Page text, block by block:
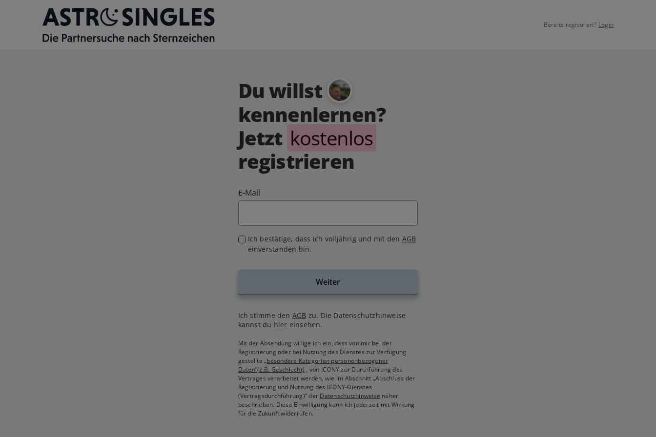
Bereits registriert? Login
Du willst
kennenlernen?
Jetzt kostenlos
registrieren
E-Mail
Ich bestätige, dass ich volljährig und mit den AGB
einverstanden bin.
Weiter
Ich stimme den AGB zu. Die Datenschutzhinweise
kannst du hier einsehen.
Mit der Absendung willige ich ein, dass von mir bei der
Registrierung oder bei Nutzung des Dienstes zur Verfügung
gestellte„besondere Kategorien personenbezogener
Daten“(z.B. Geschlecht) , von ICONY zur Durchführung des
Vertrages verarbeitet werden, wie im Abschnitt „Abschluss der
Registrierung und Nutzung des ICONY-Dienstes
(Vertragsdurchführung)“ der Datenschutzhinweise näher
beschrieben. Diese Einwilligung kann ich jederzeit mit Wirkung
für die Zukunft widerrufen.